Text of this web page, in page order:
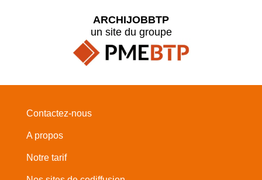
ARCHIJOBBTP
un site du groupe
Contactez-nous
A propos
Notre tarif